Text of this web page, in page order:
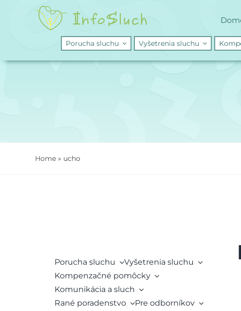
Porucha sluchu Vyšetrenia sluchu
Home » ucho
Porucha sluchu
Vyšetrenia sluchu
Kompenzačné pomôcky
Komunikácia a sluch
Rané poradenstvo
Pre odborníkov